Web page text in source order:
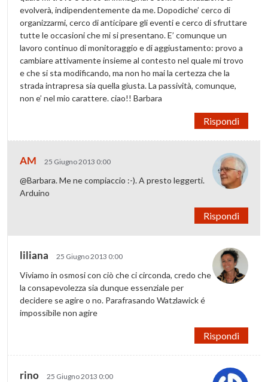
evolverà, indipendentemente da me. Dopodiche’ cerco di
organizzarmi, cerco di anticipare gli eventi e cerco di sfruttare
tutte le occasioni che mi si presentano. E’ comunque un
lavoro continuo di monitoraggio e di aggiustamento: provo a
cambiare attivamente insieme al contesto nel quale mi trovo
e che si sta modificando, ma non ho mai la certezza che la
strada intrapresa sia quella giusta. La passività, comunque,
non e’ nel mio carattere. ciao!! Barbara
Rispondi
AM 25 Giugno 2013 0:00
@Barbara. Me ne compiaccio :-). A presto leggerti.
Arduino
Rispondi
liliana 25 Giugno 2013 0:00
Viviamo in osmosi con ciò che ci circonda, credo che
la consapevolezza sia dunque essenziale per
decidere se agire o no. Parafrasando Watzlawick é
impossibile non agire
Rispondi
rino 25 Giugno 2013 0:00